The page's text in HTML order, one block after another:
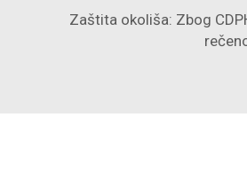
Zaštita okoliša: Zbog